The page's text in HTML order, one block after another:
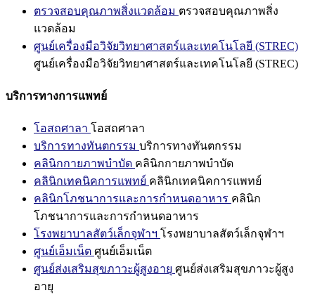
ตรวจสอบคุณภาพสิ่งแวดล้อม ตรวจสอบคุณภาพสิ่ง
แวดล้อม
ศูนย์เครื่องมือวิจัยวิทยาศาสตร์และเทคโนโลยี (STREC)
ศูนย์เครื่องมือวิจัยวิทยาศาสตร์และเทคโนโลยี (STREC)
บริการทางการแพทย์
โอสถศาลา โอสถศาลา
บริการทางทันตกรรม บริการทางทันตกรรม
คลินิกกายภาพบำบัด คลินิกกายภาพบำบัด
คลินิกเทคนิคการแพทย์ คลินิกเทคนิคการแพทย์
คลินิกโภชนาการและการกำหนดอาหาร คลินิก
โภชนาการและการกำหนดอาหาร
โรงพยาบาลสัตว์เล็กจุฬาฯ โรงพยาบาลสัตว์เล็กจุฬาฯ
ศูนย์เอ็มเน็ต ศูนย์เอ็มเน็ต
ศูนย์ส่งเสริมสุขภาวะผู้สูงอายุ ศูนย์ส่งเสริมสุขภาวะผู้สูง
อายุ